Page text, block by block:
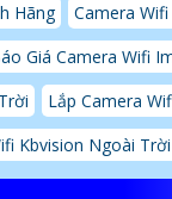
Hãng
Camera
Giá Camera Wifi
Lắp Camera
Kbvision Ngoài